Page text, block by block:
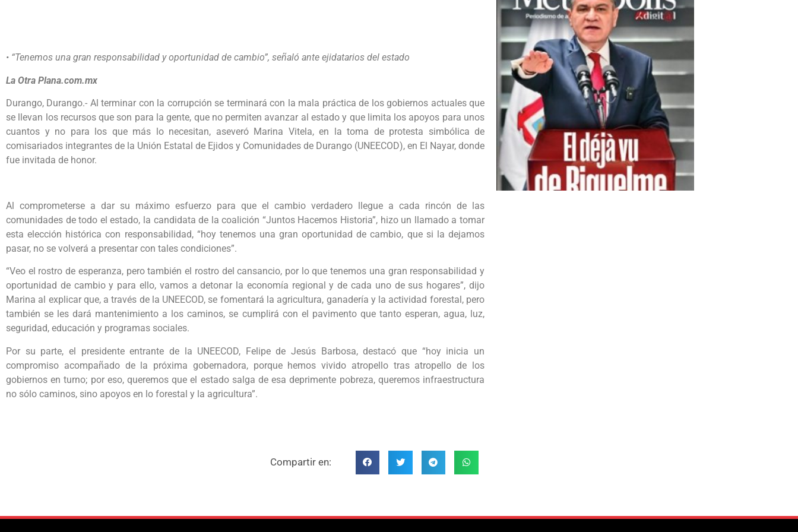
• “Tenemos una gran responsabilidad y oportunidad de cambio”, señaló ante ejidatarios del estado
La Otra Plana.com.mx
Durango, Durango.- Al terminar con la corrupción se terminará con la mala práctica de los gobiernos actuales que
se llevan los recursos que son para la gente, que no permiten avanzar al estado y que limita los apoyos para unos
cuantos y no para los que más lo necesitan, aseveró Marina Vitela, en la toma de protesta simbólica de
comisariados integrantes de la Unión Estatal de Ejidos y Comunidades de Durango (UNEECOD), en El Nayar, donde
fue invitada de honor.
Al comprometerse a dar su máximo esfuerzo para que el cambio verdadero llegue a cada rincón de las
comunidades de todo el estado, la candidata de la coalición “Juntos Hacemos Historia”, hizo un llamado a tomar
esta elección histórica con responsabilidad, “hoy tenemos una gran oportunidad de cambio, que si la dejamos
pasar, no se volverá a presentar con tales condiciones”.
“Veo el rostro de esperanza, pero también el rostro del cansancio, por lo que tenemos una gran responsabilidad y
oportunidad de cambio y para ello, vamos a detonar la economía regional y de cada uno de sus hogares”, dijo
Marina al explicar que, a través de la UNEECOD, se fomentará la agricultura, ganadería y la actividad forestal, pero
también se les dará mantenimiento a los caminos, se cumplirá con el pavimento que tanto esperan, agua, luz,
seguridad, educación y programas sociales.
Por su parte, el presidente entrante de la UNEECOD, Felipe de Jesús Barbosa, destacó que “hoy inicia un
compromiso acompañado de la próxima gobernadora, porque hemos vivido atropello tras atropello de los
gobiernos en turno; por eso, queremos que el estado salga de esa deprimente pobreza, queremos infraestructura
no sólo caminos, sino apoyos en lo forestal y la agricultura”.
Compartir en: